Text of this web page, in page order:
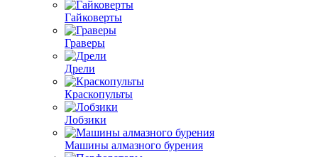
Гайковерты
Граверы
Дрели
Краскопульты
Лобзики
Машины алмазного бурения